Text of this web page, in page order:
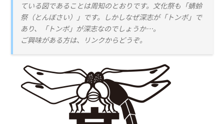
ている図であることは周知のとおりです。文化祭も「蜻蛉
祭（とんぼさい）」です。しかしなぜ深志が「トンボ」で
あり、「トンボ」が深志なのでしょうか…。
ご興味がある方は、リンクからどうぞ。